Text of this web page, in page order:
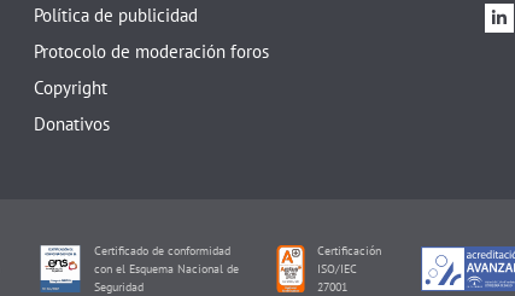
Política de publicidad
Protocolo de moderación foros
Copyright
Donativos
Certificado de conformidad
con el Esquema Nacional de
Seguridad
Certificación
ISO/IEC
27001